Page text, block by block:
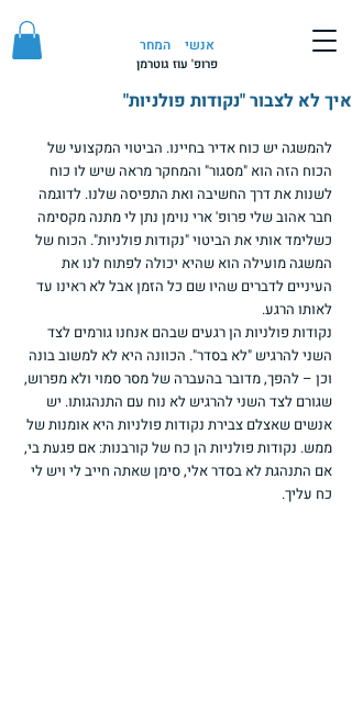
אנשי המחר
פרופ' עוז גוטרמן
איך לא לצבור "נקודות פולניות"
להמשגה יש כוח אדיר בחיינו. הביטוי המקצועי של
הכוח הזה הוא "מסגור" והמחקר מראה שיש לו כוח
לשנות את דרך החשיבה ואת התפיסה שלנו. לדוגמה
חבר אהוב שלי פרופ' ארי נוימן נתן לי מתנה מקסימה
כשלימד אותי את הביטוי "נקודות פולניות". הכוח של
המשגה מועילה הוא שהיא יכולה לפתוח לנו את
העיניים לדברים שהיו שם כל הזמן אבל לא ראינו עד
לאותו הרגע.
נקודות פולניות הן רגעים שבהם אנחנו גורמים לצד
השני להרגיש "לא בסדר". הכוונה היא לא למשוב בונה
וכן – להפך, מדובר בהעברה של מסר סמוי ולא מפרוש,
שגורם לצד השני להרגיש לא נוח עם התנהגותו. יש
אנשים שאצלם צבירת נקודות פולניות היא אומנות של
ממש. נקודות פולניות הן כח של קורבנות: אם פגעת בי,
אם התנהגת לא בסדר אלי, סימן שאתה חייב לי ויש לי
כח עליך.